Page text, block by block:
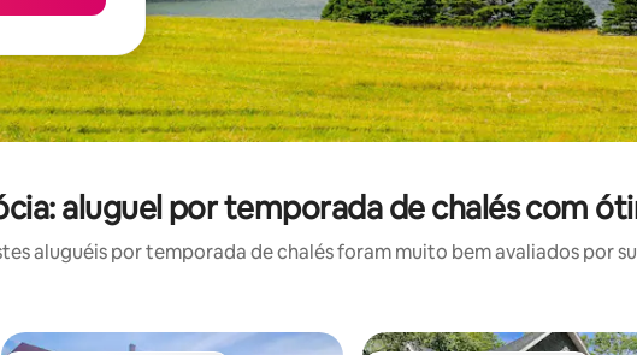
aluguel por temporada de chalés com
aluguéis por temporada de chalés foram muito bem avaliados por